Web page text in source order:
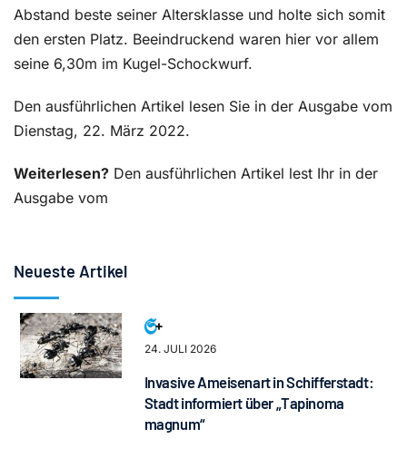
Abstand beste seiner Altersklasse und holte sich somit
den ersten Platz. Beeindruckend waren hier vor allem
seine 6,30m im Kugel-Schockwurf.
Den ausführlichen Artikel lesen Sie in der Ausgabe vom
Dienstag, 22. März 2022.
Weiterlesen? Den ausführlichen Artikel lest Ihr in der
Ausgabe vom
Neueste Artikel
24. JULI 2026
Invasive Ameisenart in Schifferstadt:
Stadt informiert über „Tapinoma
magnum“